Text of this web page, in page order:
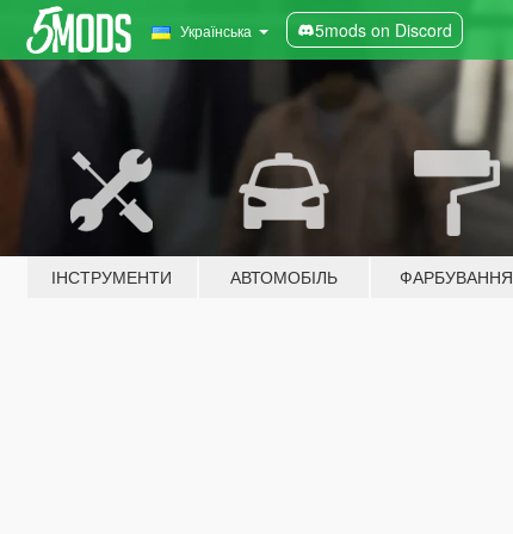
Українська 5mods on Discord
ІНСТРУМЕНТИ АВТОМОБІЛЬ ФАРБУВАННЯ